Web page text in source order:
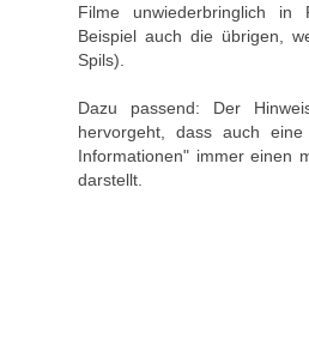
Filme unwiederbringlich in
Beispiel auch die übrigen,
Spils).
Dazu passend: Der
hervorgeht, dass auch
Informationen" immer einen
darstellt.